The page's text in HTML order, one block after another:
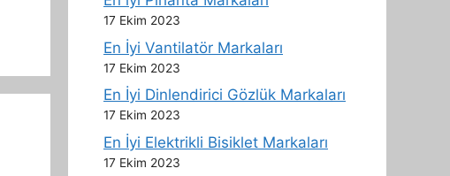
17 Ekim 2023
En İyi Vantilatör Markaları
17 Ekim 2023
En İyi Dinlendirici Gözlük Markaları
17 Ekim 2023
En İyi Elektrikli Bisiklet Markaları
17 Ekim 2023